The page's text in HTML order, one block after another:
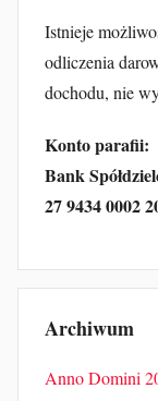
Istnieje
odliczenia
dochodu, nie
Konto parafii:
Bank
27 9434 0002
Archiwum
Anno Domini